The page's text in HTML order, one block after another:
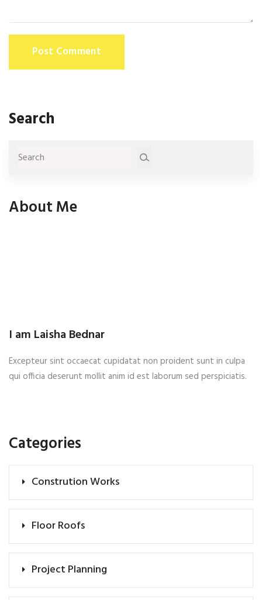
Search
About Me
I am Laisha Bednar
Excepteur sint occaecat cupidatat non proident sunt in culpa
qui officia deserunt mollit anim id est laborum sed perspiciatis.
Categories
Constrution Works
Floor Roofs
Project Planning
Post Comment